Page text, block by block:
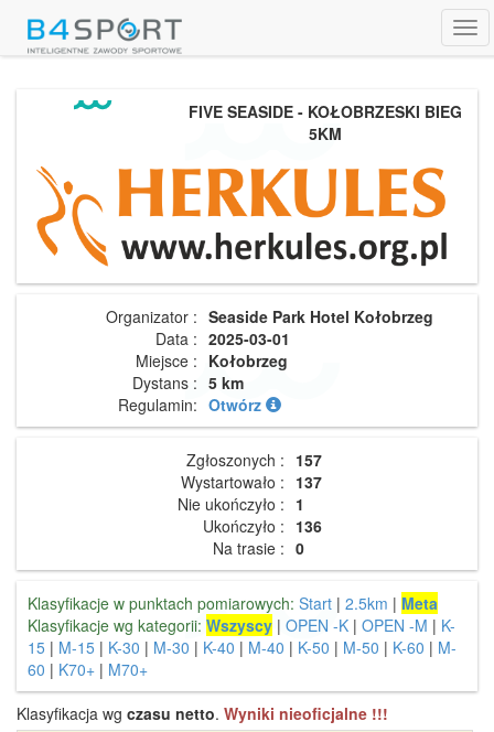
FIVE SEASIDE - KOŁOBRZESKI BIEG
5KM
Organizator : Seaside Park Hotel Kołobrzeg
Data : 2025-03-01
Miejsce : Kołobrzeg
Dystans : 5 km
Regulamin: Otwórz
Zgłoszonych : 157
Wystartowało : 137
Nie ukończyło : 1
Ukończyło : 136
Na trasie : 0
Klasyfikacje w punktach pomiarowych: Start | 2.5km | Meta
Klasyfikacje wg kategorii: Wszyscy | OPEN -K | OPEN -M | K-
15 | M-15 | K-30 | M-30 | K-40 | M-40 | K-50 | M-50 | K-60 | M-
60 | K70+ | M70+
Klasyfikacja wg czasu netto. Wyniki nieoficjalne !!!